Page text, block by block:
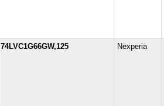
74LVC1G66GW,125 Nexperia